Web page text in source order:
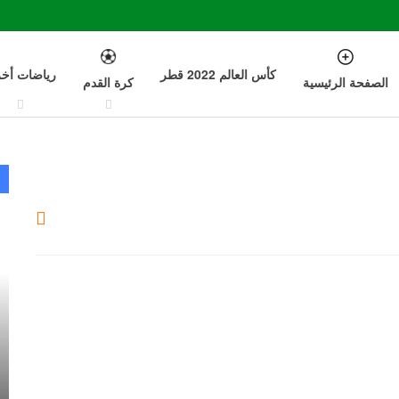
الصفحة الرئيسية كأس العالم 2022 قطر كرة القدم رياضات